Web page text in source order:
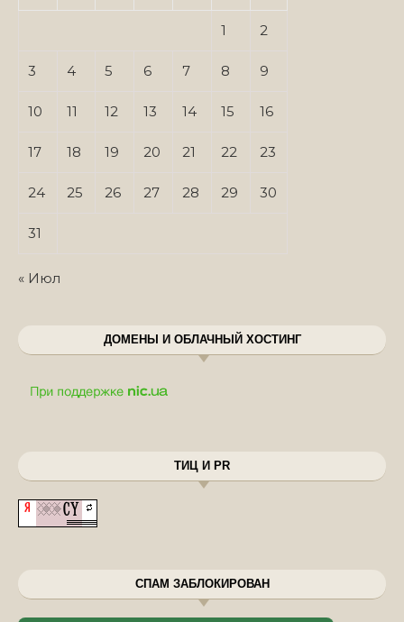
1 2
3 4 5 6 7 8 9
10 11 12 13 14 15 16
17 18 19 20 21 22 23
24 25 26 27 28 29 30
31
« Июл
ДОМЕНЫ И ОБЛАЧНЫЙ ХОСТИНГ
ТИЦ И PR
СПАМ ЗАБЛОКИРОВАН